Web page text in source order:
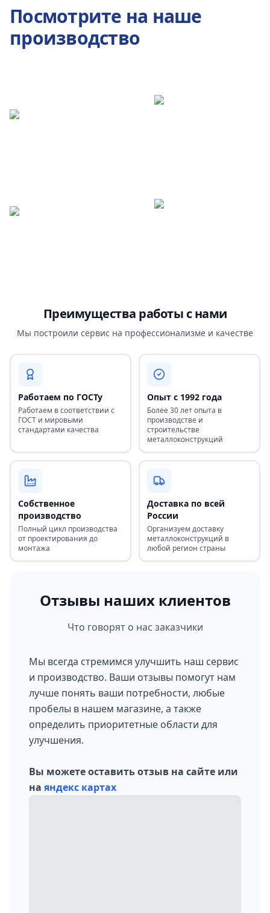
Посмотрите на наше
производство
Преимущества работы с нами
Мы построили сервис на профессионализме и качестве
Работаем по ГОСТу
Работаем в соответствии с
ГОСТ и мировыми
стандартами качества
Опыт с 1992 года
Более 30 лет опыта в
производстве и
строительстве
металлоконструкций
Собственное
производство
Полный цикл производства
от проектирования до
монтажа
Доставка по всей
России
Организуем доставку
металлоконструкций в
любой регион страны
Отзывы наших клиентов
Что говорят о нас заказчики
Мы всегда стремимся улучшить наш сервис
и производство. Ваши отзывы помогут нам
лучше понять ваши потребности, любые
пробелы в нашем магазине, а также
определить приоритетные области для
улучшения.
Вы можете оставить отзыв на сайте или
на яндекс картах